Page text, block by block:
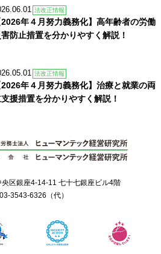
法改正情報
2026年４月努力義務化】高年齢者の労働
害防止措置を分かりやすく解説！
法改正情報
2026年４月努力義務化】治療と就業の両
援措置を分かりやすく解説！
区銀座4-14-11 七十七銀座ビル4階
03-3543-6326 （代）